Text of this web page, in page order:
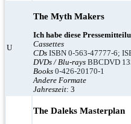
U
The Myth Makers
Ich habe diese
Cassettes
CDs ISBN 0-563-47777-6;
DVDs / Blu-rays BBCDVD
Books 0-426-20170-1
Andere Formate
Jahreszeit: 3
The Daleks Masterplan